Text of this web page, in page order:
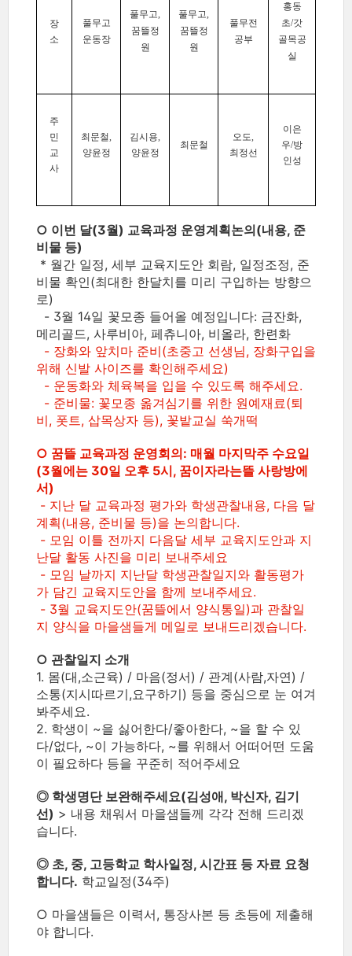
장
소
풀무고
운동장
풀무고,
꿈뜰정
원
풀무고,
꿈뜰정
원
풀무전
공부
홍동
초/갓
골목공
실
주
민
교
사
최문철,
양윤정
김시용,
양윤정
최문철
오도,
최정선
이은
우/방
인성
○ 이번 달(3월) 교육과정 운영계획논의(내용, 준
비물 등)
* 월간 일정, 세부 교육지도안 회람, 일정조정, 준
비물 확인(최대한 한달치를 미리 구입하는 방향으
로)
- 3월 14일 꽃모종 들어올 예정입니다: 금잔화,
메리골드, 사루비아, 페츄니아, 비올라, 한련화
- 장화와 앞치마 준비(초중고 선생님, 장화구입을
위해 신발 사이즈를 확인해주세요)
- 운동화와 체육복을 입을 수 있도록 해주세요.
- 준비물: 꽃모종 옮겨심기를 위한 원예재료(퇴
비, 폿트, 삽목상자 등), 꽃밭교실 쑥개떡
○ 꿈뜰 교육과정 운영회의: 매월 마지막주 수요일
(3월에는 30일 오후 5시, 꿈이자라는뜰 사랑방에
서)
- 지난 달 교육과정 평가와 학생관찰내용, 다음 달
계획(내용, 준비물 등)을 논의합니다.
- 모임 이틀 전까지 다음달 세부 교육지도안과 지
난달 활동 사진을 미리 보내주세요
- 모임 날까지 지난달 학생관찰일지와 활동평가
가 담긴 교육지도안을 함께 보내주세요.
- 3월 교육지도안(꿈뜰에서 양식통일)과 관찰일
지 양식을 마을샘들게 메일로 보내드리겠습니다.
○ 관찰일지 소개
1. 몸(대,소근육) / 마음(정서) / 관계(사람,자연) /
소통(지시따르기,요구하기) 등을 중심으로 눈 여겨
봐주세요.
2. 학생이 ~을 싫어한다/좋아한다, ~을 할 수 있
다/없다, ~이 가능하다, ~를 위해서 어떠어떤 도움
이 필요하다 등을 꾸준히 적어주세요
◎ 학생명단 보완해주세요(김성애, 박신자, 김기
선) > 내용 채워서 마을샘들께 각각 전해 드리겠
습니다.
◎ 초, 중, 고등학교 학사일정, 시간표 등 자료 요청
합니다. 학교일정(34주)
○ 마을샘들은 이력서, 통장사본 등 초등에 제출해
야 합니다.